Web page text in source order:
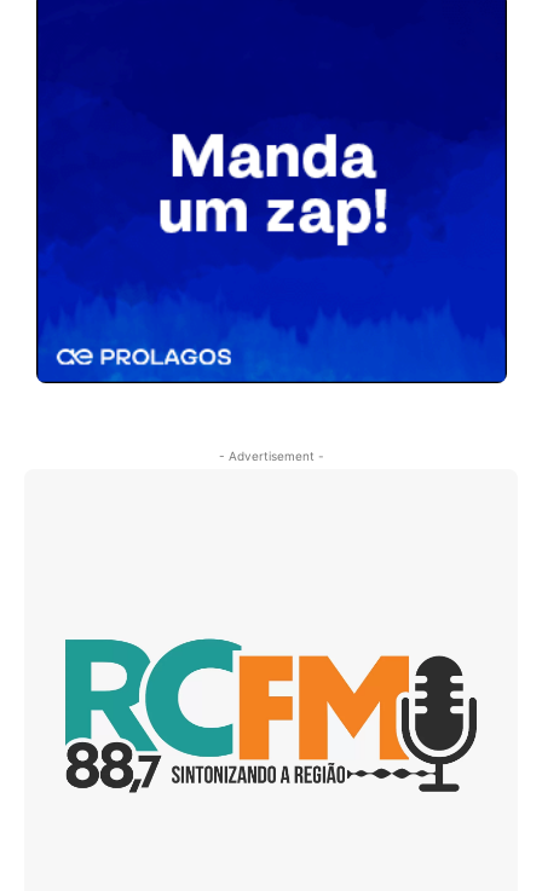
- Advertisement -